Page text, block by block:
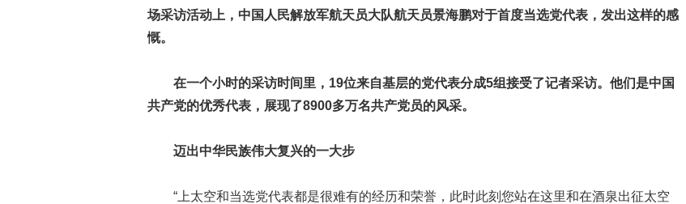
场采访活动上，中国人民解放军航天员大队航天员景海鹏对于首度当选党代表，发出这样的感
慨。
在一个小时的采访时间里，19位来自基层的党代表分成5组接受了记者采访。他们是中国
共产党的优秀代表，展现了8900多万名共产党员的风采。
迈出中华民族伟大复兴的一大步
“上太空和当选党代表都是很难有的经历和荣誉，此时此刻您站在这里和在酒泉出征太空